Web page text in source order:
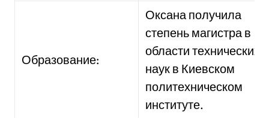
Образование:
Оксана получила
степень магистра в
области технических
наук в Киевском
политехническом
институте.